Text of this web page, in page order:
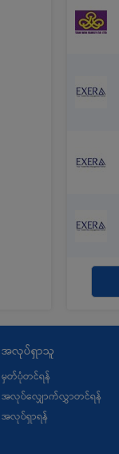
အလုပ်ရှာသူ
မှတ်ပုံတင်ရန်
အလုပ်လျှောက်လွှာတင်ရန်
အလုပ်ရှာရန်